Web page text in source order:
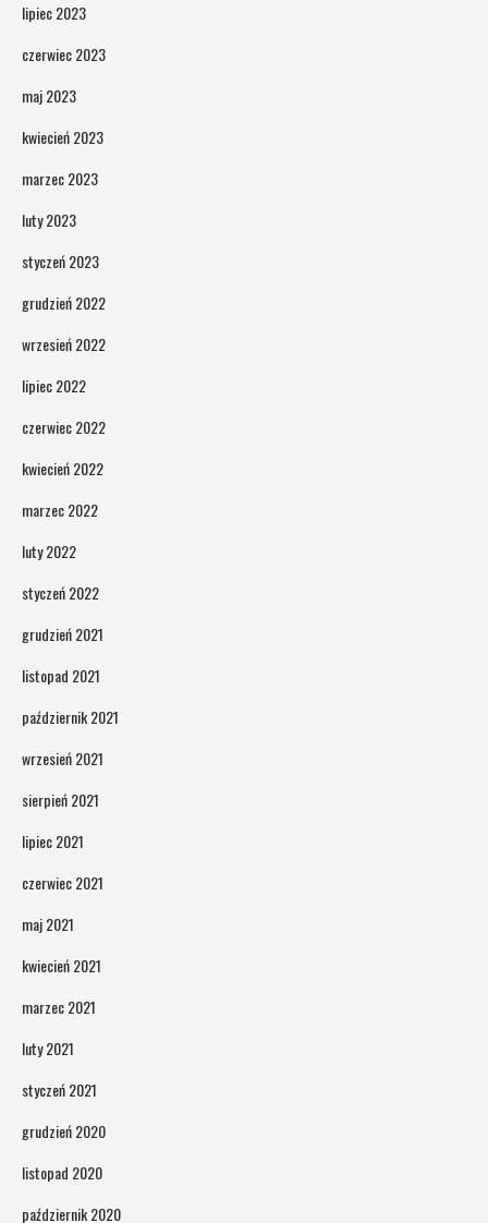
lipiec 2023
czerwiec 2023
maj 2023
kwiecień 2023
marzec 2023
luty 2023
styczeń 2023
grudzień 2022
wrzesień 2022
lipiec 2022
czerwiec 2022
kwiecień 2022
marzec 2022
luty 2022
styczeń 2022
grudzień 2021
listopad 2021
październik 2021
wrzesień 2021
sierpień 2021
lipiec 2021
czerwiec 2021
maj 2021
kwiecień 2021
marzec 2021
luty 2021
styczeń 2021
grudzień 2020
listopad 2020
październik 2020